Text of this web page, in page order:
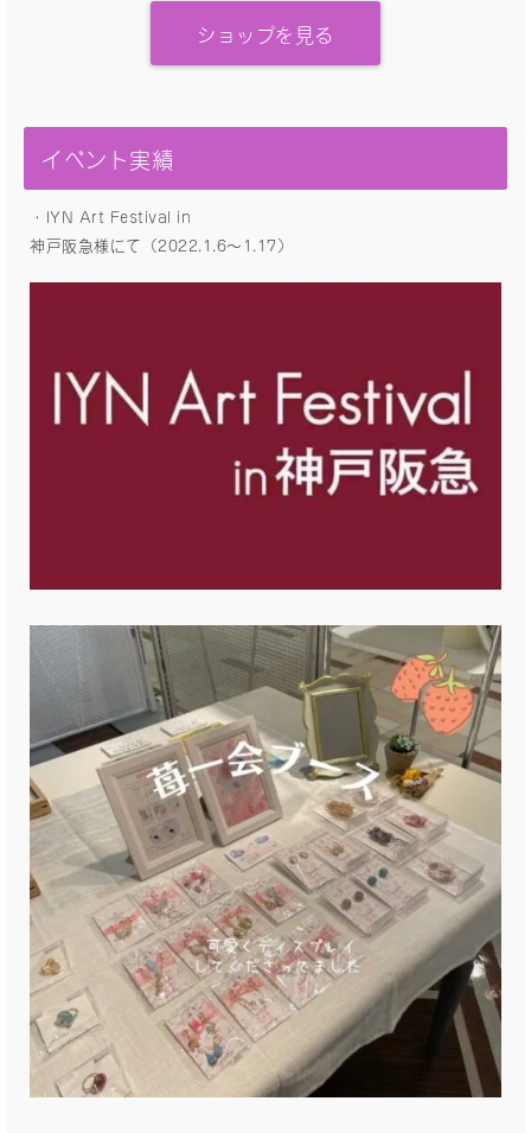
ショップを見る
イベント実績
・IYN Art Festival in
神戸阪急様にて（2022.1.6〜1.17）